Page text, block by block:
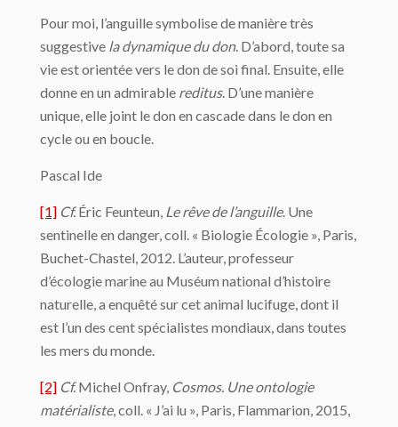
Pour moi, l’anguille symbolise de manière très
suggestive la dynamique du don. D’abord, toute sa
vie est orientée vers le don de soi final. Ensuite, elle
donne en un admirable reditus. D’une manière
unique, elle joint le don en cascade dans le don en
cycle ou en boucle.
Pascal Ide
[1] Cf.Éric Feunteun, Le rêve de l’anguille. Une
sentinelle en danger, coll. « Biologie Écologie », Paris,
Buchet-Chastel, 2012. L’auteur, professeur
d’écologie marine au Muséum national d’histoire
naturelle, a enquêté sur cet animal lucifuge, dont il
est l’un des cent spécialistes mondiaux, dans toutes
les mers du monde.
[2] Cf.Michel Onfray, Cosmos. Une ontologie
matérialiste, coll. « J’ai lu », Paris, Flammarion, 2015,